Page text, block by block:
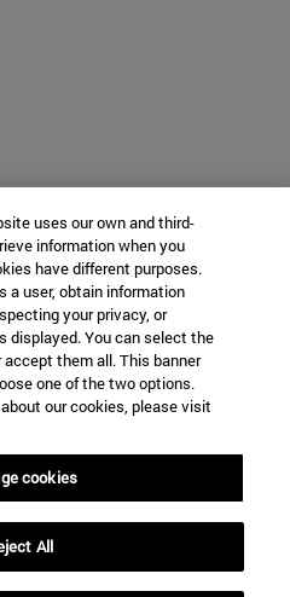
uses our own and third-
information when you
have different purposes.
a user, obtain information
your privacy, or
displayed. You can select the
them all. This banner
one of the two options.
our cookies, please visit
cookies
All